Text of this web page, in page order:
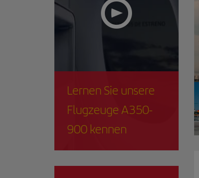
Lernen Sie unsere
Flugzeuge A350-
900 kennen